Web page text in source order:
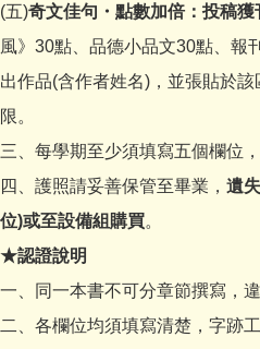
(五)奇文佳句・點數加倍：投稿
風》30點、品德小品文30點、報
出作品(含作者姓名)，並張貼於
限。
三、每學期至少須填寫五個欄位
四、護照請妥善保管至畢業， 遺
位)或至設備組購買。
★認證說明
一、同一本書不可分章節撰寫，違
二、各欄位均須填寫清楚，字跡